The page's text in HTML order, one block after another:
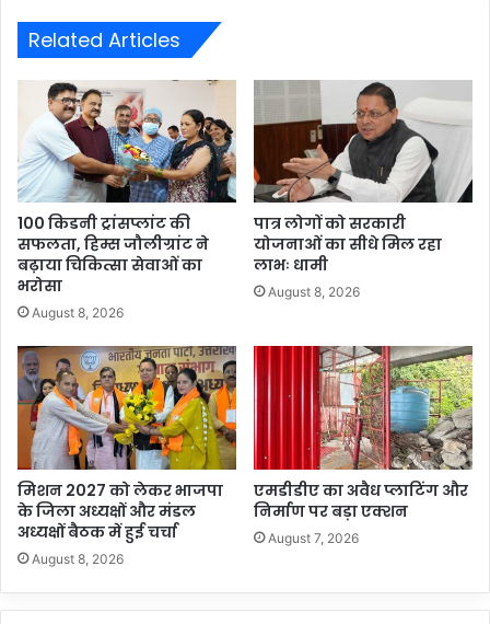
Related Articles
100 किडनी ट्रांसप्लांट की
सफलता, हिम्स जौलीग्रांट ने
बढ़ाया चिकित्सा सेवाओं का
भरोसा
August 8, 2026
पात्र लोगों को सरकारी
योजनाओं का सीधे मिल रहा
लाभः धामी
August 8, 2026
मिशन 2027 को लेकर भाजपा
के जिला अध्यक्षों और मंडल
अध्यक्षों बैठक में हुई चर्चा
August 8, 2026
एमडीडीए का अवैध प्लाटिंग और
निर्माण पर बड़ा एक्शन
August 7, 2026